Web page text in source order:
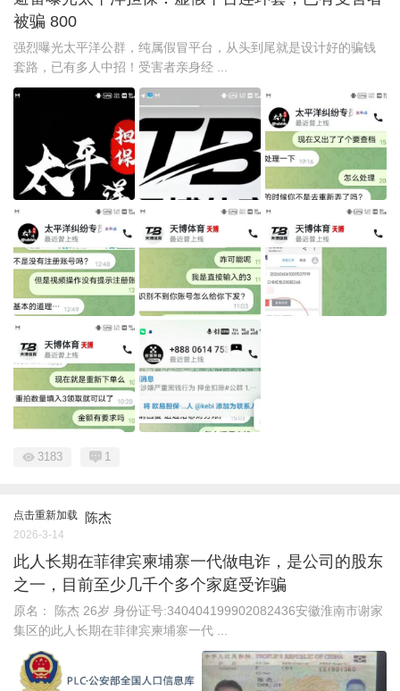
被骗 800
强烈曝光太平洋公群，纯属假冒平台，从头到尾就是设计好的骗钱
套路，已有多人中招！受害者亲身经 ...
3183 1
点击重新加载 陈杰
2026-3-14
此人长期在菲律宾柬埔寨一代做电诈，是公司的股东
之一，目前至少几千个多个家庭受诈骗
原名： 陈杰 26岁 身份证号:340404199902082436安徽淮南市谢家
集区的此人长期在菲律宾柬埔寨一代 ...